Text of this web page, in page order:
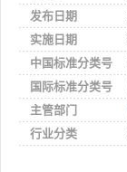
发布日期
实施日期
中国标准分类号
国际标准分类号
主管部门
行业分类